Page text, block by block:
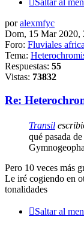
Saltar al
poralexmfyc
Dom, 15 Mar 2020,
Foro: Fluviales
Tema:
Respuestas: 55
Vistas: 73832
Re:
Transil
qué pasada
Pero 10 veces más
Le iré cogiendo en
tonalidades
Saltar al